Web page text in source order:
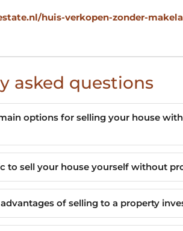
huis-verkopen-zonder-
asked questions
options for selling your house
to sell your house yourself without
of selling to a property